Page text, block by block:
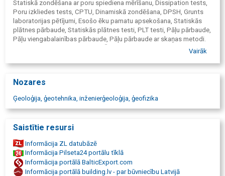
Statiskā zondēšana ar poru spiediena mērīšanu, Dissipation tests,
Poru izkliedes tests, CPTU, Dinamiskā zondēšana, DPSH, Grunts
laboratorijas pētījumi, Esošo ēku pamatu apsekošana, Statiskās
plātnes pārbaude, Statiskās plātnes testi, PLT testi, Pāļu pārbaude,
Pāļu viengabalainības pārbaude, Pāļu pārbaude ar skaņas metodi.
Smilts sablīvējuma pārbaudes. Šķembu sablīvējuma pārbaudes.
izpētes pakalpojumi. Urbšanas darbi. Statiskā zondēšana,
apsaimniekošana, atskaites sagatavošana atbilstoši normatīviem.
Ģeotehniskā uzraudzība objektos, Ģeotehniskā izpēte, ģeoloģiskā
izpēte, inženierģeoloģiskā izpēte, grunts izpēte, ģeoloģija
būvniecībai, ģeotehniskā izpēte pamatu projektēšanai, grunts
kvalitātes kontrole, pāļu pārbaude (Sonic Integrity Testing),
statiskās plātnes testi (PLT), ģeoekoloģiskā izpēte, grunts un
gruntsūdens piesārņojuma izpēte.
Vairāk
Nozares
Ģeoloģija, ģeotehnika, inženierģeoloģija, ģeofizika
Saistītie resursi
Informācija ZL datubāzē
Informācija Pilseta24 portālu tīklā
Informācija portālā BalticExport.com
Informācija portālā building.lv - par būvniecību Latvijā